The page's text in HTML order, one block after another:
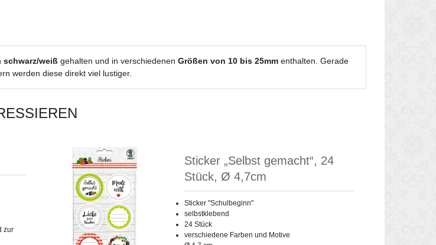
schwarz/weiß gehalten und in verschiedenen Größen von 10 bis 25mm enthalten. Gerade
werden diese direkt viel lustiger.
zur
Sticker „Selbst gemacht“, 24
Stück, Ø 4,7cm
Sticker "Schulbeginn"
selbstklebend
24 Stück
verschiedene Farben und Motive